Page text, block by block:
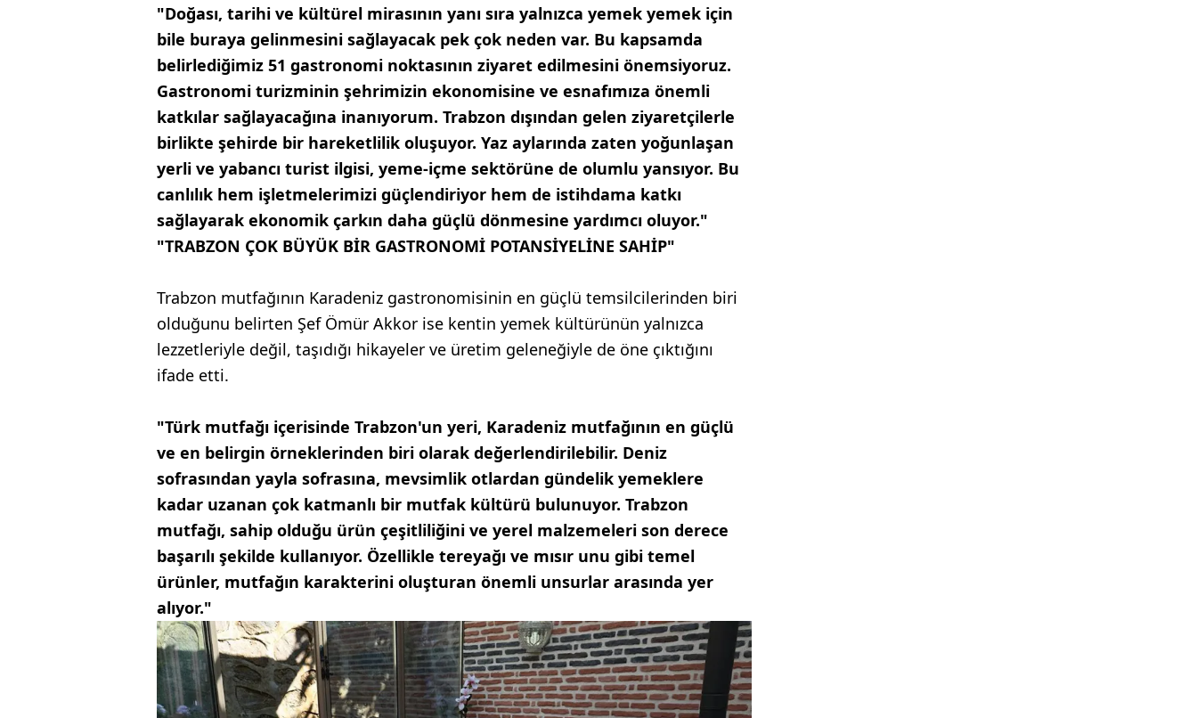
"Doğası, tarihi ve kültürel mirasının yanı sıra yalnızca yemek yemek için
bile buraya gelinmesini sağlayacak pek çok neden var. Bu kapsamda
belirlediğimiz 51 gastronomi noktasının ziyaret edilmesini önemsiyoruz.
Gastronomi turizminin şehrimizin ekonomisine ve esnafımıza önemli
katkılar sağlayacağına inanıyorum. Trabzon dışından gelen ziyaretçilerle
birlikte şehirde bir hareketlilik oluşuyor. Yaz aylarında zaten yoğunlaşan
yerli ve yabancı turist ilgisi, yeme-içme sektörüne de olumlu yansıyor. Bu
canlılık hem işletmelerimizi güçlendiriyor hem de istihdama katkı
sağlayarak ekonomik çarkın daha güçlü dönmesine yardımcı oluyor."
"TRABZON ÇOK BÜYÜK BİR GASTRONOMİ POTANSİYELİNE SAHİP"
Trabzon mutfağının Karadeniz gastronomisinin en güçlü temsilcilerinden biri
olduğunu belirten Şef Ömür Akkor ise kentin yemek kültürünün yalnızca
lezzetleriyle değil, taşıdığı hikayeler ve üretim geleneğiyle de öne çıktığını
ifade etti.
"Türk mutfağı içerisinde Trabzon'un yeri, Karadeniz mutfağının en güçlü
ve en belirgin örneklerinden biri olarak değerlendirilebilir. Deniz
sofrasından yayla sofrasına, mevsimlik otlardan gündelik yemeklere
kadar uzanan çok katmanlı bir mutfak kültürü bulunuyor. Trabzon
mutfağı, sahip olduğu ürün çeşitliliğini ve yerel malzemeleri son derece
başarılı şekilde kullanıyor. Özellikle tereyağı ve mısır unu gibi temel
ürünler, mutfağın karakterini oluşturan önemli unsurlar arasında yer
alıyor."